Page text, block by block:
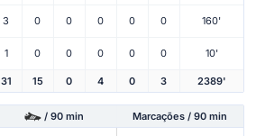
3 0 0 0 0 0 160'
1 0 0 0 0 0 10'
31 15 0 4 0 3 2389'
/ 90 min Marcações / 90 min